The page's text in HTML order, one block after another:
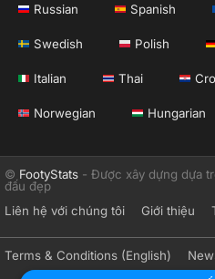
Russian Spanish
Swedish Polish
Italian Thai
Norwegian Hungarian
© FootyStats - Được xây dựng dựa
đấu đẹp
Liên hệ với chúng tôi
Giới thiệu
Terms & Conditions (English)